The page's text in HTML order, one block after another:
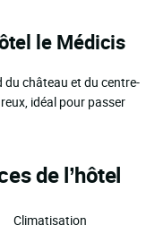
le Médicis
du château et du centre-
idéal pour passer
de l’hôtel
Climatisation